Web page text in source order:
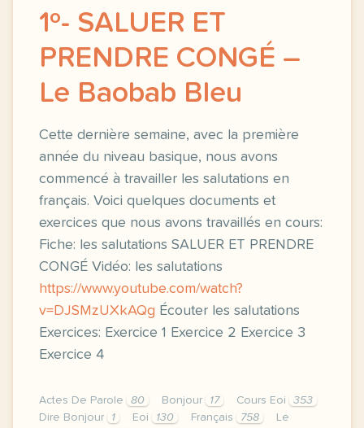
1º- SALUER ET
PRENDRE CONGÉ –
Le Baobab Bleu
Cette dernière semaine, avec la première
année du niveau basique, nous avons
commencé à travailler les salutations en
français. Voici quelques documents et
exercices que nous avons travaillés en cours:
Fiche: les salutations SALUER ET PRENDRE
CONGÉ Vidéo: les salutations
https://www.youtube.com/watch?
v=DJSMzUXkAQg Écouter les salutations
Exercices: Exercice 1 Exercice 2 Exercice 3
Exercice 4
Actes De Parole 80 Bonjour 17 Cours Eoi
353
Dire Bonjour
1 Eoi 130 Français 758
Le